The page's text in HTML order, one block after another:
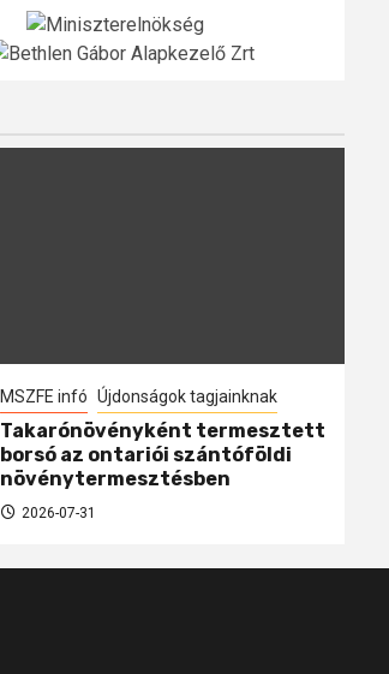
MSZFE infó Újdonságok tagjainknak
Takarónövényként termesztett
borsó az ontariói szántóföldi
növénytermesztésben
2026-07-31